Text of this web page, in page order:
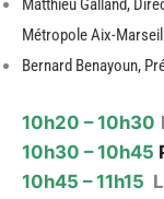
Matthieu Galland,
Métropole Aix-
Bernard Benayoun,
10h20 – 10h30
10h30 – 10h45
10h45 – 11h15